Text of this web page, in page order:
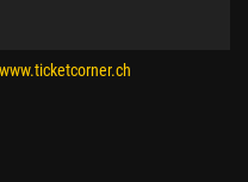
www.ticketcorner.ch